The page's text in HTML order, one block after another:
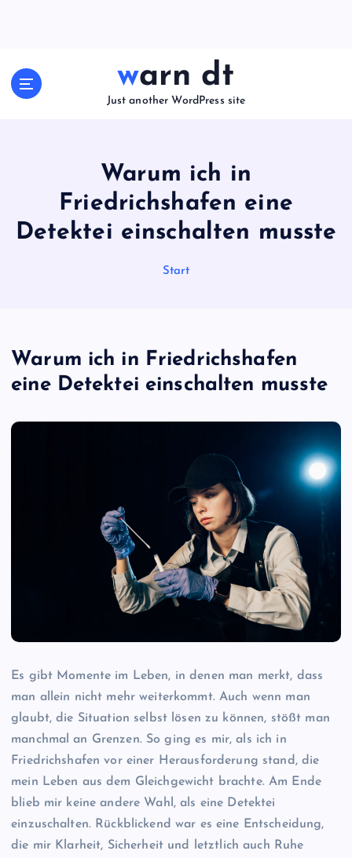
warn dt
Just another WordPress site
Warum ich in
Friedrichshafen eine
Detektei einschalten musste
Start
Warum ich in Friedrichshafen
eine Detektei einschalten musste
Es gibt Momente im Leben, in denen man merkt, dass
man allein nicht mehr weiterkommt. Auch wenn man
glaubt, die Situation selbst lösen zu können, stößt man
manchmal an Grenzen. So ging es mir, als ich in
Friedrichshafen vor einer Herausforderung stand, die
mein Leben aus dem Gleichgewicht brachte. Am Ende
blieb mir keine andere Wahl, als eine Detektei
einzuschalten. Rückblickend war es eine Entscheidung,
die mir Klarheit, Sicherheit und letztlich auch Ruhe